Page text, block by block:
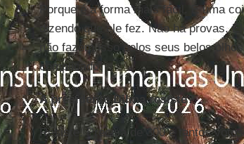
Porque é a forma mais fácil. É uma
dizendo que ele fez. Não há provas.
não fazem isso pelos seus belos
complicado.
A presidente Dilma resiste?
Resiste. Precisa de 300 e tantos